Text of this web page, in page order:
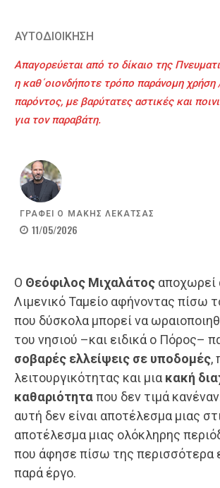
ΑΥΤΟΔΙΟΙΚΗΣΗ
Απαγορεύεται από το δίκαιο της
η καθ΄οιονδήποτε τρόπο παράνομη χρήση
παρόντος, με βαρύτατες αστικές και
για τον παραβάτη.
ΓΡΑΦΕΙ Ο ΜΑΚΗΣ ΛΕΚΑΤΣΑΣ
11/05/2026
Ο Θεόφιλος Μιχαλάτος αποχωρεί
Λιμενικό Ταμείο αφήνοντας πίσω
που δύσκολα μπορεί να
του νησιού –και ειδικά ο Πόρος–
σοβαρές ελλείψεις σε υποδομές,
λειτουργικότητας και μια κακή
καθαριότηταπου δεν τιμά
αυτή δεν είναι αποτέλεσμα μιας
αποτέλεσμα μιας ολόκληρης
που άφησε πίσω της περισσότερα
παρά έργο.